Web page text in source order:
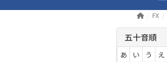
FX
五十音順
あ い う え